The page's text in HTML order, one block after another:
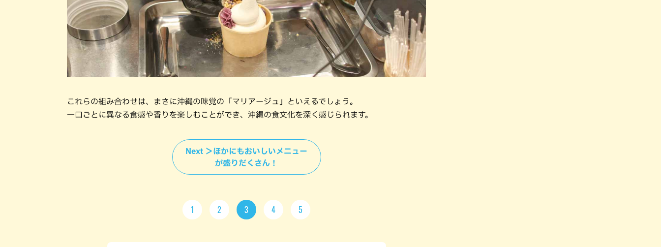
これらの組み合わせは、まさに沖縄の味覚の「マリアージュ」といえるでしょう。
一口ごとに異なる食感や香りを楽しむことができ、沖縄の食文化を深く感じられます。
Next ＞ほかにもおいしいメニュー
が盛りだくさん！
1 2 3 4 5